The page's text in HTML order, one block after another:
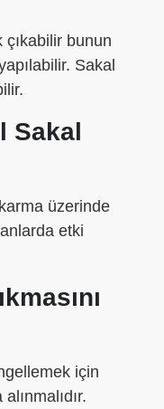
çıkabilir bunun
Sakal
Sakal
üzerinde
etki
için